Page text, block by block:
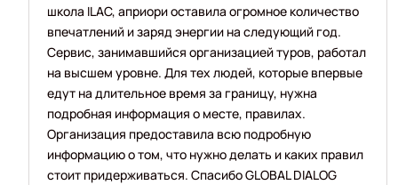
школа ILAC, априори оставила огромное количество
впечатлений и заряд энергии на следующий год.
Сервис, занимавшийся организацией туров, работал
на высшем уровне. Для тех людей, которые впервые
едут на длительное время за границу, нужна
подробная информация о месте, правилах.
Организация предоставила всю подробную
информацию о том, что нужно делать и каких правил
стоит придерживаться. Спасибо GLOBAL DIALOG